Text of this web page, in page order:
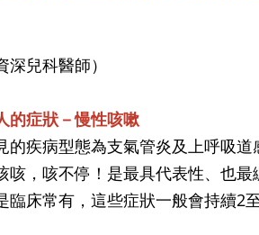
兒科醫師）
的症狀－慢性咳嗽
的疾病型態為支氣管炎及上呼吸
咳，咳不停！是最具代表性、也
臨床常有，這些症狀一般會持續2